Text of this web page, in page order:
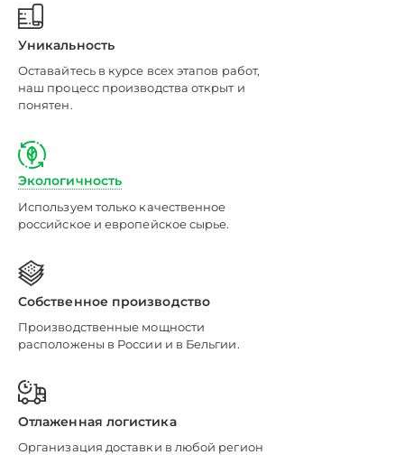
Уникальность
Оставайтесь в курсе всех этапов работ,
наш процесс производства открыт и
понятен.
Экологичность
Используем только качественное
российское и европейское сырье.
Собственное производство
Производственные мощности
расположены в России и в Бельгии.
Отлаженная логистика
Организация доставки в любой регион